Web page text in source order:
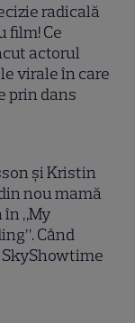
radicală
film! Ce
actorul
virale în care
prin dans
și Kristin
nou mamă
în „My
Când